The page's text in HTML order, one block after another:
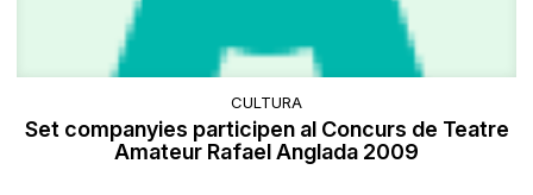
CULTURA
Set companyies participen al Concurs de Teatre
Amateur Rafael Anglada 2009